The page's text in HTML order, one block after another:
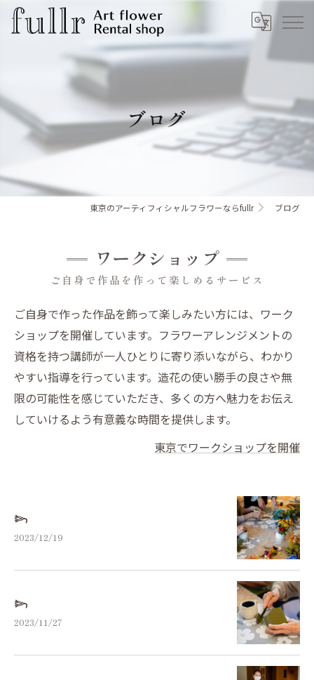
ブログ
東京のアーティフィシャルフラワーならfullr ブログ
ワークショップ
ご自身で作品を作って楽しめるサービス
ご自身で作った作品を飾って楽しみたい方には、ワーク
ショップを開催しています。フラワーアレンジメントの
資格を持つ講師が一人ひとりに寄り添いながら、わかり
やすい指導を行っています。造花の使い勝手の良さや無
限の可能性を感じていただき、多くの方へ魅力をお伝え
していけるよう有意義な時間を提供します。
東京でワークショップを開催
𓆸⁡⁡
2023/12/19
𓆸⁡⁡
2023/11/27